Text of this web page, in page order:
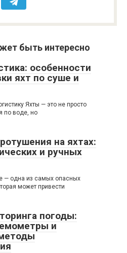
быть интересно
особенности
яхт по суше и
Яхты — это не просто
по воде, но
на яхтах:
и ручных
— одна из самых опасных
может привести
погоды:
и